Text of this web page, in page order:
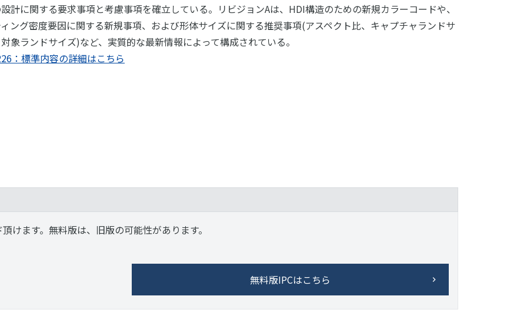
計に関する要求事項と考慮事項を確立している。リビジョンAは、HDI構造のための新規カラーコードや、
ング密度要因に関する新規事項、および形体サイズに関する推奨事項(アスペクト比、キャプチャランドサ
象ランドサイズ)など、実質的な最新情報によって構成されている。
：標準内容の詳細はこちら
けます。無料版は、旧版の可能性があります。
無料版IPCはこちら